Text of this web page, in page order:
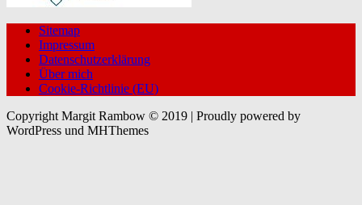
Sitemap
Impressum
Datenschutzerklärung
Über mich
Cookie-Richtlinie (EU)
Copyright Margit Rambow © 2019 | Proudly powered by
WordPress und MHThemes